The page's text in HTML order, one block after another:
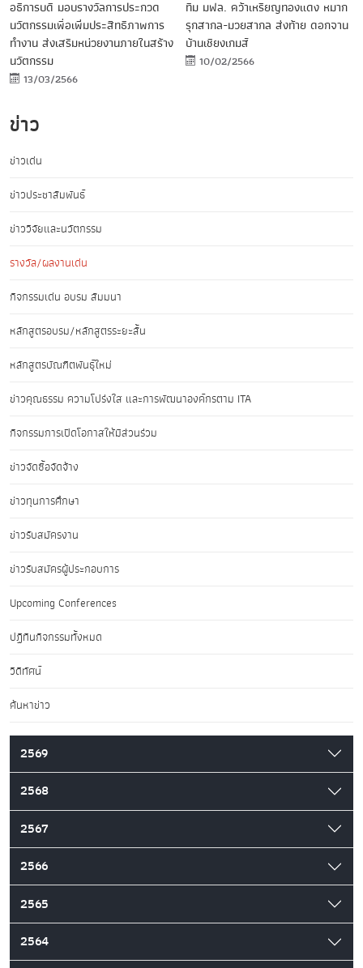
อธิการบดี มอบรางวัลการประกวด
นวัตกรรมเพื่อเพิ่มประสิทธิภาพการ
ทำงาน ส่งเสริมหน่วยงานภายในสร้าง
นวัตกรรม
13/03/2566
ทีม มฟล. คว้าเหรียญทองแดง หมาก
รุกสากล-มวยสากล ส่งท้าย ดอกจาน
บ้านเชียงเกมส์
10/02/2566
ข่าว
ข่าวเด่น
ข่าวประชาสัมพันธ์
ข่าววิจัยและนวัตกรรม
รางวัล/ผลงานเด่น
กิจกรรมเด่น อบรม สัมมนา
หลักสูตรอบรม/หลักสูตรระยะสั้น
หลักสูตรบัณฑิตพันธุ์ใหม่
ข่าวคุณธรรม ความโปร่งใส และการพัฒนาองค์กรตาม ITA
กิจกรรมการเปิดโอกาสให้มีส่วนร่วม
ข่าวจัดซื้อจัดจ้าง
ข่าวทุนการศึกษา
ข่าวรับสมัครงาน
ข่าวรับสมัครผู้ประกอบการ
Upcoming Conferences
ปฏิทินกิจกรรมทั้งหมด
วิดีทัศน์
ค้นหาข่าว
2569
2568
2567
2566
2565
2564